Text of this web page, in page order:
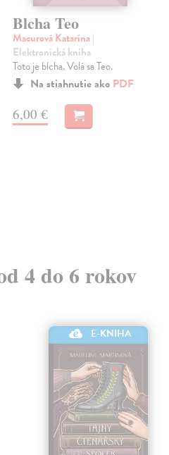
Blcha Teo
Macurová Katarína|
Elektronická kniha
Toto je blcha. Volá sa Teo.
Na stiahnutie ako PDF
6,00 €
4 do 6 rokov
E-KNIHA